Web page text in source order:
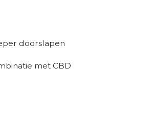
doorslapen
met CBD